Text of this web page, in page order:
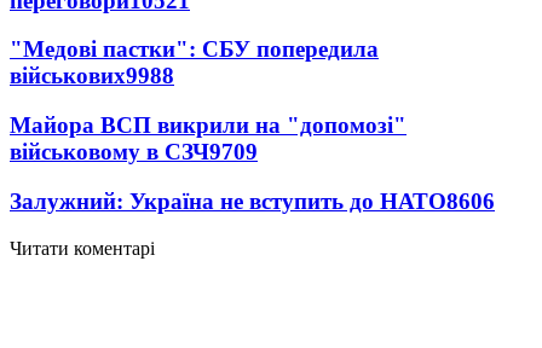
"Медові пастки": СБУ попередила
військових9988
Майора ВСП викрили на "допомозі"
військовому в СЗЧ9709
Залужний: Україна не вступить до НАТО8606
Читати коментарі